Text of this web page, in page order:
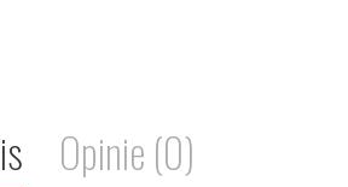
Opinie (0)